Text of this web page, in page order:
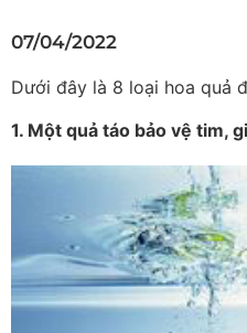
07/04/2022
Dưới đây là 8 loại hoa quả
1. Một quả táo bảo vệ tim,